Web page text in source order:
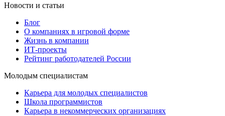
Новости и статьи
Блог
О компаниях в игровой форме
Жизнь в компании
ИТ-проекты
Рейтинг работодателей России
Молодым специалистам
Карьера для молодых специалистов
Школа программистов
Карьера в некоммерческих организациях